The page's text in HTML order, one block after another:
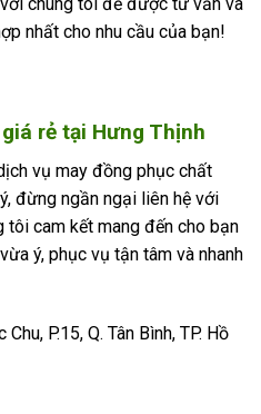
nhất cho nhu cầu của bạn!
rẻ tại Hưng Thịnh
vụ may đồng phục chất
đừng ngần ngại liên hệ với
tôi cam kết mang đến cho bạn
ý, phục vụ tận tâm và nhanh
P.15, Q. Tân Bình, TP. Hồ